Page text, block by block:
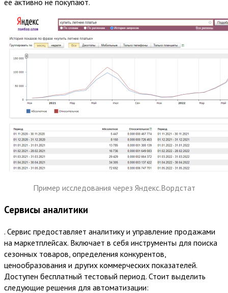
ее активно не покупают.
Пример исследования через Яндекс.Вордстат
Сервисы аналитики
. Сервис предоставляет аналитику и управление продажами
на маркетплейсах. Включает в себя инструменты для поиска
сезонных товаров, определения конкурентов,
ценообразования и других коммерческих показателей.
Доступен бесплатный тестовый период. Стоит выделить
следующие решения для автоматизации: